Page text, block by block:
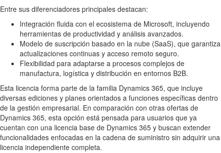
Entre sus diferenciadores principales destacan:
Integración fluida con el ecosistema de Microsoft, incluyendo
herramientas de productividad y análisis avanzados.
Modelo de suscripción basado en la nube (SaaS), que garantiza
actualizaciones continuas y acceso remoto seguro.
Flexibilidad para adaptarse a procesos complejos de
manufactura, logística y distribución en entornos B2B.
Esta licencia forma parte de la familia Dynamics 365, que incluye
diversas ediciones y planes orientados a funciones específicas dentro
de la gestión empresarial. En comparación con otras ofertas de
Dynamics 365, esta opción está pensada para usuarios que ya
cuentan con una licencia base de Dynamics 365 y buscan extender
funcionalidades enfocadas en la cadena de suministro sin adquirir una
licencia independiente completa.